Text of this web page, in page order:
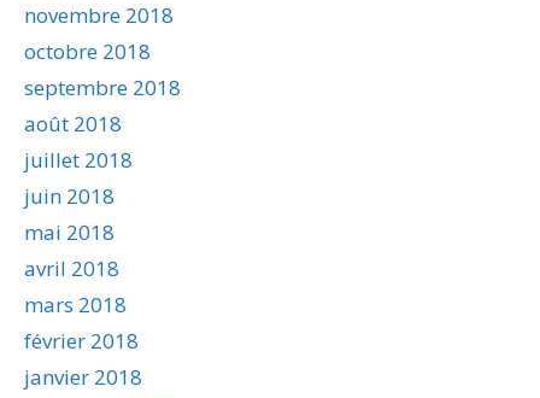
novembre 2018
octobre 2018
septembre 2018
août 2018
juillet 2018
juin 2018
mai 2018
avril 2018
mars 2018
février 2018
janvier 2018